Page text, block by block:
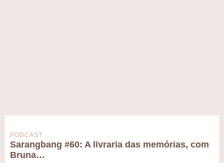
PODCAST
Sarangbang #60: A livraria das memórias, com
Bruna…